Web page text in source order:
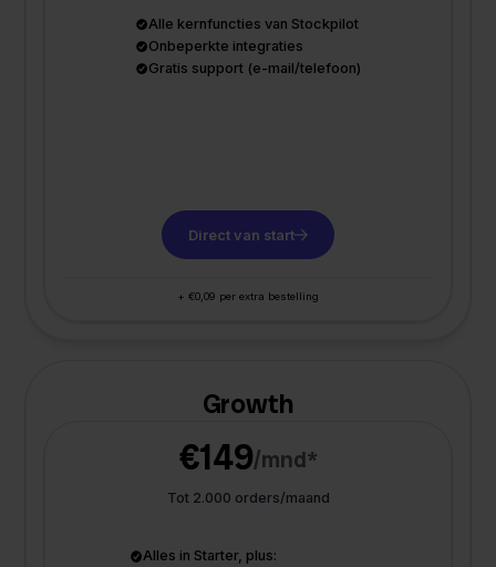
Alle kernfuncties van Stockpilot
Onbeperkte integraties
Gratis support (e-mail/telefoon)
Direct van start
+ €0,09 per extra bestelling
Growth
€149/mnd*
Tot 2.000 orders/maand
Alles in Starter, plus: